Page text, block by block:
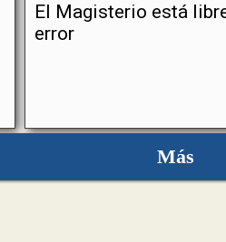
El Magisterio está
error
Más